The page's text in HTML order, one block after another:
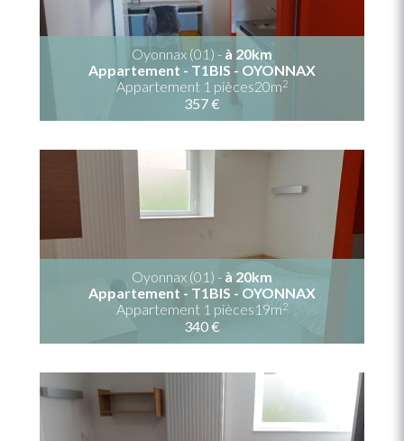
Oyonnax (01) - à 20km
Appartement - T1BIS - OYONNAX
Appartement 1 pièces20m2
357 €
Oyonnax (01) - à 20km
Appartement - T1BIS - OYONNAX
Appartement 1 pièces19m2
340 €